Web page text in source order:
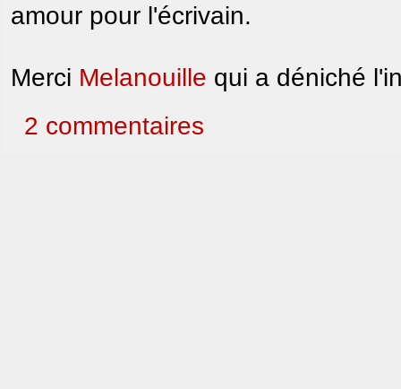
amour pour l'écrivain.
Merci Melanouille qui a déniché
2 commentaires